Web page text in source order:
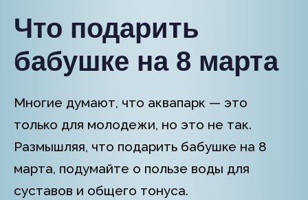
Что подарить
бабушке на 8 марта
Многие думают, что аквапарк — это
только для молодежи, но это не так.
Размышляя, что подарить бабушке на 8
марта, подумайте о пользе воды для
суставов и общего тонуса.